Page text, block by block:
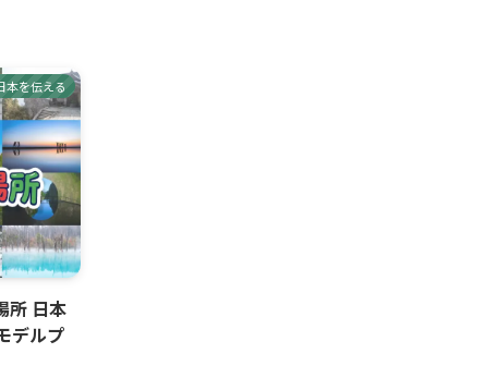
本を伝える
所 日本
デルプ